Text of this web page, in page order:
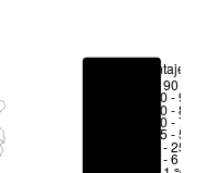
Porcentajes
> 90 %
80 -
70 -
50 -
25 -
6 - 25
1 - 6 %